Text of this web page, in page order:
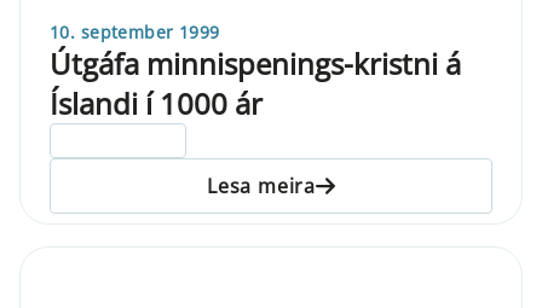
10. september 1999
Útgáfa minnispenings-kristni á
Íslandi í 1000 ár
Lesa meira